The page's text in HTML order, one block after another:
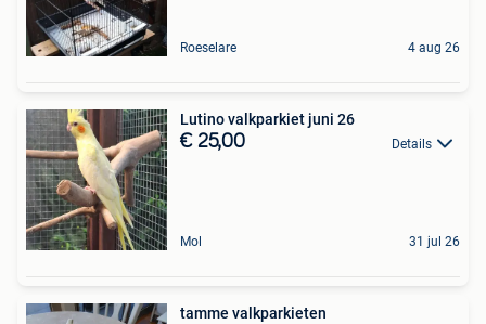
Roeselare 4 aug 26
Lutino valkparkiet juni 26
€ 25,00 Details
Mol 31 jul 26
tamme valkparkieten